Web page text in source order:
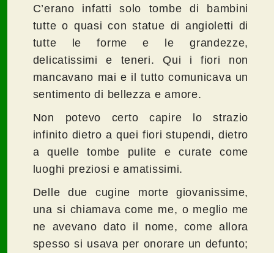
C’erano infatti solo tombe di bambini
tutte o quasi con statue di angioletti di
tutte le forme e le grandezze,
delicatissimi e teneri. Qui i fiori non
mancavano mai e il tutto comunicava un
sentimento di bellezza e amore.
Non potevo certo capire lo strazio
infinito dietro a quei fiori stupendi, dietro
a quelle tombe pulite e curate come
luoghi preziosi e amatissimi.
Delle due cugine morte giovanissime,
una si chiamava come me, o meglio me
ne avevano dato il nome, come allora
spesso si usava per onorare un defunto;